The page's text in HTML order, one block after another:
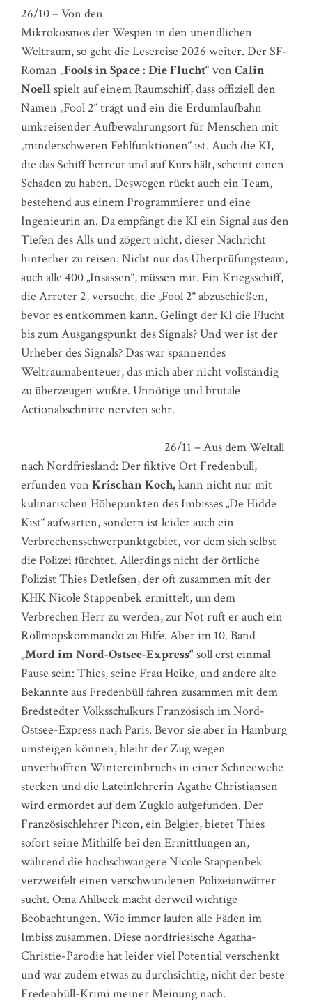
26/10 – Von den
Mikrokosmos der Wespen in den unendlichen
Weltraum, so geht die Lesereise 2026 weiter. Der SF-
Roman „Fools in Space : Die Flucht“ von Calin
Noellspielt auf einem Raumschiff, dass offiziell den
Namen „Fool 2“ trägt und ein die Erdumlaufbahn
umkreisender Aufbewahrungsort für Menschen mit
„minderschweren Fehlfunktionen“ ist. Auch die KI,
die das Schiff betreut und auf Kurs hält, scheint einen
Schaden zu haben. Deswegen rückt auch ein Team,
bestehend aus einem Programmierer und eine
Ingenieurin an. Da empfängt die KI ein Signal aus den
Tiefen des Alls und zögert nicht, dieser Nachricht
hinterher zu reisen. Nicht nur das Überprüfungsteam,
auch alle 400 „Insassen“, müssen mit. Ein Kriegsschiff,
die Arreter 2, versucht, die „Fool 2“ abzuschießen,
bevor es entkommen kann. Gelingt der KI die Flucht
bis zum Ausgangspunkt des Signals? Und wer ist der
Urheber des Signals? Das war spannendes
Weltraumabenteuer, das mich aber nicht vollständig
zu überzeugen wußte. Unnötige und brutale
Actionabschnitte nervten sehr.
26/11 – Aus dem Weltall
nach Nordfriesland: Der fiktive Ort Fredenbüll,
erfunden von Krischan Koch,kann nicht nur mit
kulinarischen Höhepunkten des Imbisses „De Hidde
Kist“ aufwarten, sondern ist leider auch ein
Verbrechensschwerpunktgebiet, vor dem sich selbst
die Polizei fürchtet. Allerdings nicht der örtliche
Polizist Thies Detlefsen, der oft zusammen mit der
KHK Nicole Stappenbek ermittelt, um dem
Verbrechen Herr zu werden, zur Not ruft er auch ein
Rollmopskommando zu Hilfe. Aber im 10. Band
„Mord im Nord-Ostsee-Express“ soll erst einmal
Pause sein: Thies, seine Frau Heike, und andere alte
Bekannte aus Fredenbüll fahren zusammen mit dem
Bredstedter Volksschulkurs Französisch im Nord-
Ostsee-Express nach Paris. Bevor sie aber in Hamburg
umsteigen können, bleibt der Zug wegen
unverhofften Wintereinbruchs in einer Schneewehe
stecken und die Lateinlehrerin Agathe Christiansen
wird ermordet auf dem Zugklo aufgefunden. Der
Französischlehrer Picon, ein Belgier, bietet Thies
sofort seine Mithilfe bei den Ermittlungen an,
während die hochschwangere Nicole Stappenbek
verzweifelt einen verschwundenen Polizeianwärter
sucht. Oma Ahlbeck macht derweil wichtige
Beobachtungen. Wie immer laufen alle Fäden im
Imbiss zusammen. Diese nordfriesische Agatha-
Christie-Parodie hat leider viel Potential verschenkt
und war zudem etwas zu durchsichtig, nicht der beste
Fredenbüll-Krimi meiner Meinung nach.